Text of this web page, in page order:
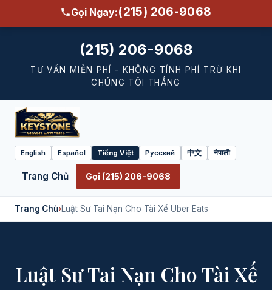
Gọi Ngay:(215) 206-9068
(215) 206-9068
TƯ VẤN MIỄN PHÍ - KHÔNG TÍNH PHÍ TRỪ KHI
CHÚNG TÔI THẮNG
Select
language
English Español Tiếng Việt Русский 中文 नेपाली
Trang Chủ Gọi (215) 206-9068
Trang Chủ›Luật Sư Tai Nạn Cho Tài Xế Uber Eats
Luật Sư Tai Nạn Cho Tài Xế